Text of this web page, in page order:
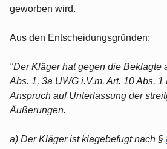
geworben wird.
Aus den Entscheidungsgründen:
"Der Kläger hat gegen die Beklagte
Abs. 1, 3a UWG i.V.m. Art. 10 Abs.
Anspruch auf Unterlassung der
Äußerungen.
a) Der Kläger ist klagebefugt nach §